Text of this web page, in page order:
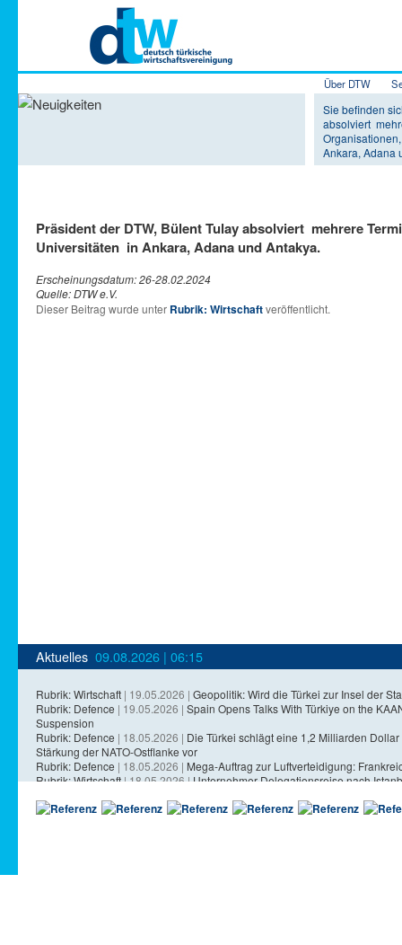
Zum Inhalt
Zum
Über DTW
Sie befinden
absolviert
Ankara, Adana
Präsident der DTW, Bülent Tulay absolviert mehrere
Universitäten in Ankara, Adana und Antakya.
Erscheinungsdatum: 26-28.02.2024
Quelle: DTW e.V.
Dieser Beitrag wurde unter Rubrik: Wirtschaftveröffentlicht.
Aktuelles 09.08.2026 | 06:15
Rubrik: Wirtschaft | 19.05.2026 | Geopolitik: Wird die Türkei zur Insel der
Rubrik: Defence | 19.05.2026 | Spain Opens Talks With Türkiye on the
Suspension
Rubrik: Defence | 18.05.2026 | Die Türkei schlägt eine 1,2 Milliarden
Stärkung der NATO-Ostflanke vor
Rubrik: Defence | 18.05.2026 | Mega-Auftrag zur Luftverteidigung:
Rubrik: Wirtschaft| 18.05.2026 |Unternehmer-Delegationsreise nach